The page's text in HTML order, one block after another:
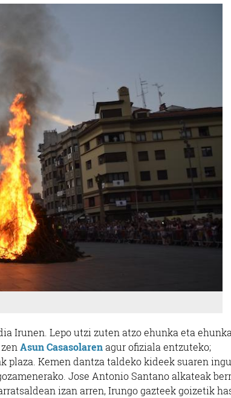
Irunen. Lepo utzi zuten atzo ehunka eta
Asun Casasolarenagur ofiziala entzuteko;
Kemen dantza taldeko kideek suaren
Jose Antonio Santano alkateak
izan arren, Irungo gazteek goizetik